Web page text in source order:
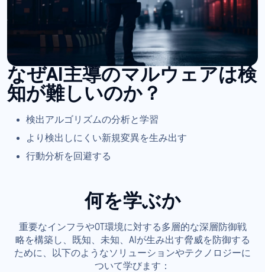
なぜAI主導のマルウェアは検
知が難しいのか？
検出アルゴリズムの分析と学習
より検出しにくい新規変異を生み出す
行動分析を回避する
何を学ぶか
重要なインフラやOT環境に対する多層的な深層防御戦
略を構築し、既知、未知、AIが生み出す脅威を防御する
ために、以下のようなソリューションやテクノロジーに
ついて学びます：